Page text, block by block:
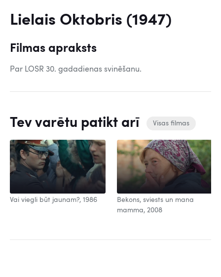
Lielais Oktobris (1947)
Filmas apraksts
Par LOSR 30. gadadienas svinēšanu.
Tev varētu patikt arī Visas filmas
Vai viegli būt jaunam?, 1986
Bekons, sviests un mana
mamma, 2008